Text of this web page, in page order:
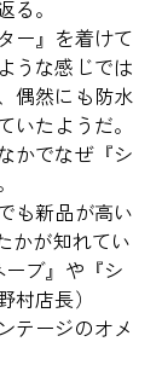
。
ー』を着けて
うな感じでは
偶然にも防水
たようだ。
かでなぜ『シ
も新品が高い
かが知れてい
ブ』や『シ
店長）
テージのオメ